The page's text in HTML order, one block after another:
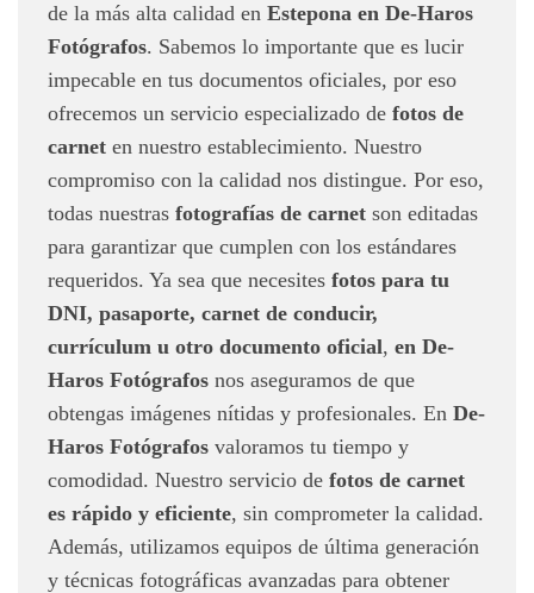
de la más alta calidad en Estepona en De-Haros
Fotógrafos. Sabemos lo importante que es lucir
impecable en tus documentos oficiales, por eso
ofrecemos un servicio especializado de fotos de
carnet en nuestro establecimiento. Nuestro
compromiso con la calidad nos distingue. Por eso,
todas nuestras fotografías de carnet son editadas
para garantizar que cumplen con los estándares
requeridos. Ya sea que necesites fotos para tu
DNI, pasaporte, carnet de conducir,
currículum u otro documento oficial, en De-
Haros Fotógrafos nos aseguramos de que
obtengas imágenes nítidas y profesionales. En De-
Haros Fotógrafos valoramos tu tiempo y
comodidad. Nuestro servicio de fotos de carnet
es rápido y eficiente, sin comprometer la calidad.
Además, utilizamos equipos de última generación
y técnicas fotográficas avanzadas para obtener